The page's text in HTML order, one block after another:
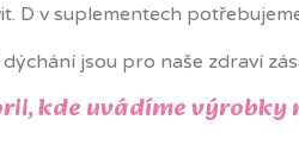
D v suplementech
jsou pro naše zdraví
kde uvádíme výrobky